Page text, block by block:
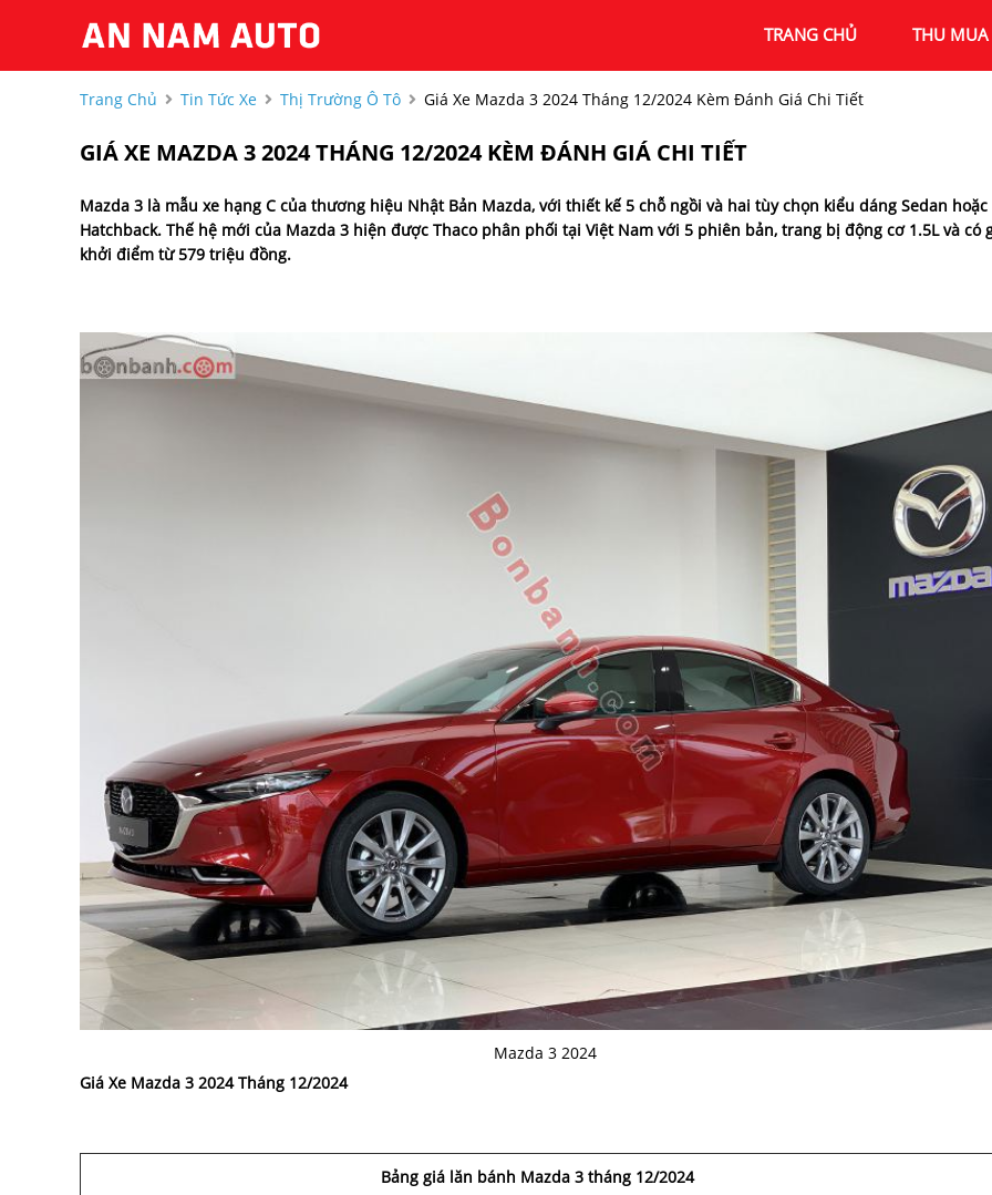
TRANG CHỦ THU MUA
Trang Chủ Tin Tức Xe Thị Trường Ô Tô Giá Xe Mazda 3 2024 Tháng 12/2024 Kèm Đánh Giá Chi Tiết
GIÁ XE MAZDA 3 2024 THÁNG 12/2024 KÈM ĐÁNH GIÁ CHI TIẾT
Mazda 3 là mẫu xe hạng C của thương hiệu Nhật Bản Mazda, với thiết kế 5 chỗ ngồi và hai tùy chọn kiểu dáng Sedan hoặc
Hatchback. Thế hệ mới của Mazda 3 hiện được Thaco phân phối tại Việt Nam với 5 phiên bản, trang bị động cơ 1.5L và có
khởi điểm từ 579 triệu đồng.
Mazda 3 2024
Giá Xe Mazda 3 2024 Tháng 12/2024
Bảng giá lăn bánh Mazda 3 tháng 12/2024